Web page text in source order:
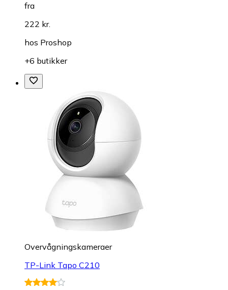
fra
222 kr.
hos Proshop
+6 butikker
Overvågningskameraer
TP-Link Tapo C210